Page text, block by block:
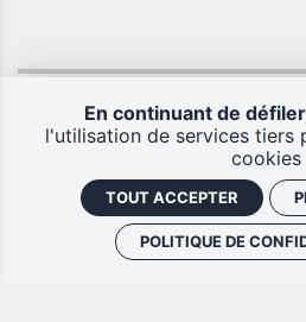
En continuant de
l'utilisation de services tiers
cookies
TOUT ACCEPTER
POLITIQUE DE